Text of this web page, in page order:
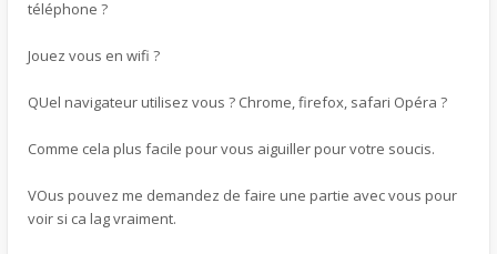
téléphone ?
Jouez vous en wifi ?
QUel navigateur utilisez vous ? Chrome, firefox, safari Opéra ?
Comme cela plus facile pour vous aiguiller pour votre soucis.
VOus pouvez me demandez de faire une partie avec vous pour
voir si ca lag vraiment.